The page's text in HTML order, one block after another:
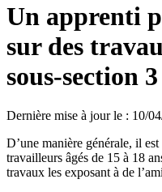
Un apprenti
sur des
sous-section
Dernière mise à jour le : 10/
D’une manière générale, il
travailleurs âgés de 15 à 18
travaux les exposant à de